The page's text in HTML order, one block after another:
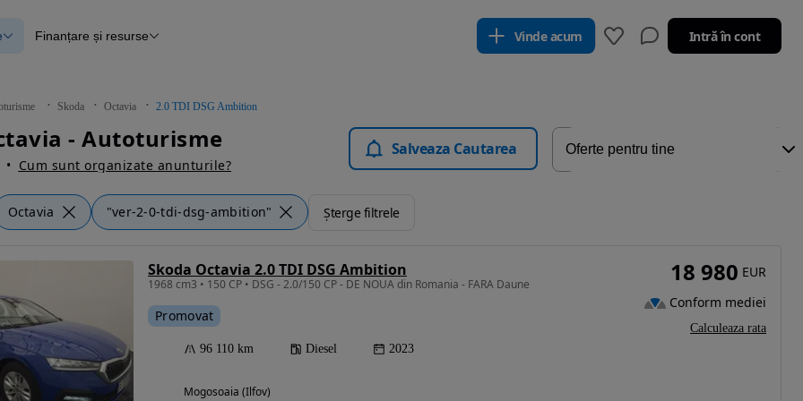
verificate
Blog Autovit.ro
Finanțare și resurse Vinde acum Intră în cont
Skoda Octavia 2.0 TDI DSG Ambition
- Autoturisme
Cum sunt organizate anunturile?
Salveaza Cautarea
Octavia "ver-2-0-tdi-dsg-ambition" Șterge filtrele
Skoda Octavia 2.0 TDI DSG Ambition
1968 cm3 • 150 CP • DSG - 2.0/150 CP - DE NOUA din Romania - FARA Daune
Promovat
96 110 km Diesel 2023
Mogosoaia (Ilfov)
18 980 EUR
Conform mediei
Calculeaza rata